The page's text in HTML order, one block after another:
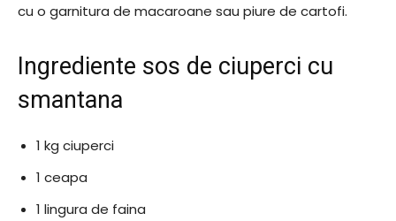
cu o garnitura de macaroane sau piure de cartofi.
Ingrediente sos de ciuperci cu
smantana
1 kg ciuperci
1 ceapa
1 lingura de faina